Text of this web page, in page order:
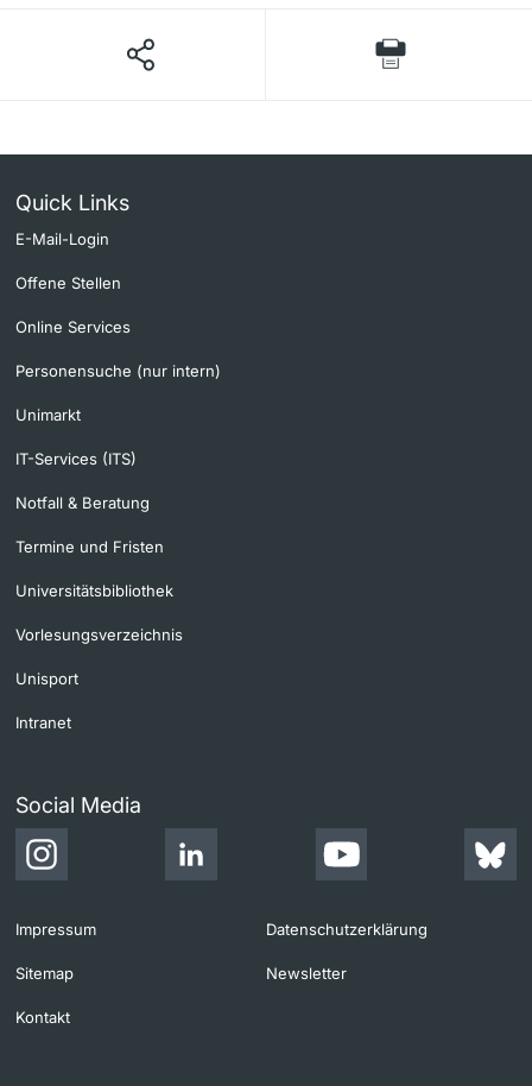
Quick Links
E-Mail-Login
Offene Stellen
Online Services
Personensuche (nur intern)
Unimarkt
IT-Services (ITS)
Notfall & Beratung
Termine und Fristen
Universitätsbibliothek
Vorlesungsverzeichnis
Unisport
Intranet
Social Media
Impressum Datenschutzerklärung
Sitemap Newsletter
Kontakt